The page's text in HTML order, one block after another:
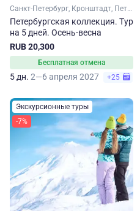
Санкт-Петербург, Кронштадт, Петергоф
Петербургская коллекция. Тур
на 5 дней. Осень-весна
RUB 20,300
Бесплатная отмена
5 дн. 2—6 апреля 2027 +25
Экскурсионные туры
-7%